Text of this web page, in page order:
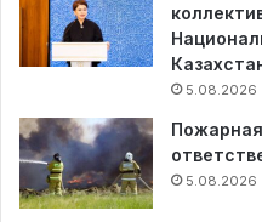
5.08.2026
5.08.2026